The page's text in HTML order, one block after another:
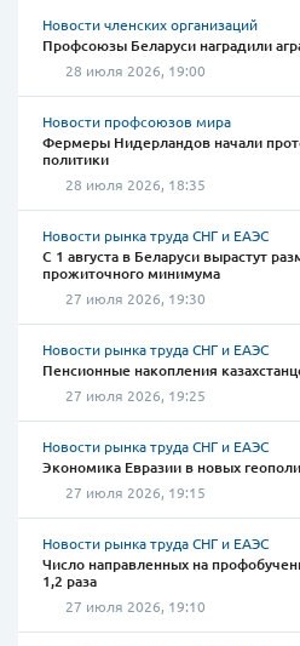
Новости членских организаций
Профсоюзы Беларуси наградили
28 июля 2026, 19:00
Новости профсоюзов мира
Фермеры Нидерландов начали
политики
28 июля 2026, 18:35
Новости рынка труда СНГ и ЕАЭС
С 1 августа в Беларуси вырастут
прожиточного минимума
27 июля 2026, 19:30
Новости рынка труда СНГ и ЕАЭС
Пенсионные накопления
27 июля 2026, 19:25
Новости рынка труда СНГ и ЕАЭС
Экономика Евразии в новых
27 июля 2026, 19:15
Новости рынка труда СНГ и ЕАЭС
Число направленных на
1,2 раза
27 июля 2026, 19:10